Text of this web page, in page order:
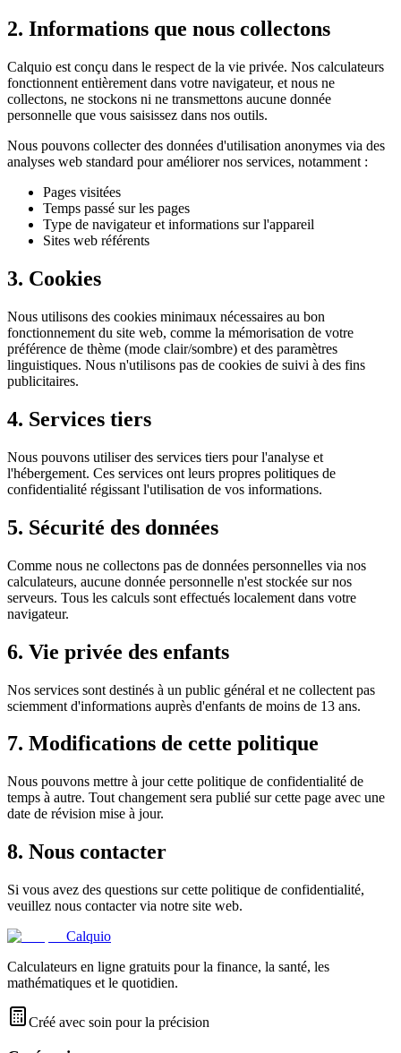
2. Informations que nous collectons
Calquio est conçu dans le respect de la vie privée. Nos calculateurs
fonctionnent entièrement dans votre navigateur, et nous ne
collectons, ne stockons ni ne transmettons aucune donnée
personnelle que vous saisissez dans nos outils.
Nous pouvons collecter des données d'utilisation anonymes via des
analyses web standard pour améliorer nos services, notamment :
Pages visitées
Temps passé sur les pages
Type de navigateur et informations sur l'appareil
Sites web référents
3. Cookies
Nous utilisons des cookies minimaux nécessaires au bon
fonctionnement du site web, comme la mémorisation de votre
préférence de thème (mode clair/sombre) et des paramètres
linguistiques. Nous n'utilisons pas de cookies de suivi à des fins
publicitaires.
4. Services tiers
Nous pouvons utiliser des services tiers pour l'analyse et
l'hébergement. Ces services ont leurs propres politiques de
confidentialité régissant l'utilisation de vos informations.
5. Sécurité des données
Comme nous ne collectons pas de données personnelles via nos
calculateurs, aucune donnée personnelle n'est stockée sur nos
serveurs. Tous les calculs sont effectués localement dans votre
navigateur.
6. Vie privée des enfants
Nos services sont destinés à un public général et ne collectent pas
sciemment d'informations auprès d'enfants de moins de 13 ans.
7. Modifications de cette politique
Nous pouvons mettre à jour cette politique de confidentialité de
temps à autre. Tout changement sera publié sur cette page avec une
date de révision mise à jour.
8. Nous contacter
Si vous avez des questions sur cette politique de confidentialité,
veuillez nous contacter via notre site web.
Calquio
Calculateurs en ligne gratuits pour la finance, la santé, les
mathématiques et le quotidien.
Créé avec soin pour la précision